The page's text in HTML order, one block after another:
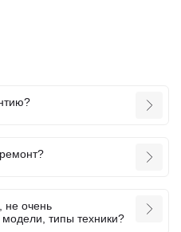
не очень
типы техники?